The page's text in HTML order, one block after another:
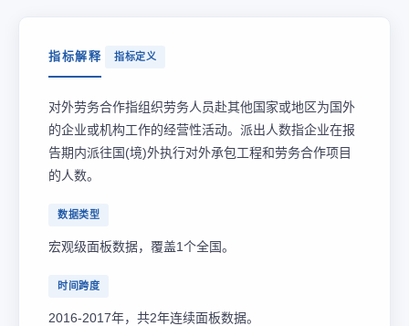
指标解释 指标定义
对外劳务合作指组织劳务人员赴其他国家或地区为国外
的企业或机构工作的经营性活动。派出人数指企业在报
告期内派往国(境)外执行对外承包工程和劳务合作项目
的人数。
数据类型
宏观级面板数据，覆盖1个全国。
时间跨度
2016-2017年，共2年连续面板数据。